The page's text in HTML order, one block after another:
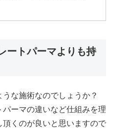
ートパーマよりも持
な施術なのでしょうか？
ーマの違いなど仕組みを理
くのが良いと思いますので